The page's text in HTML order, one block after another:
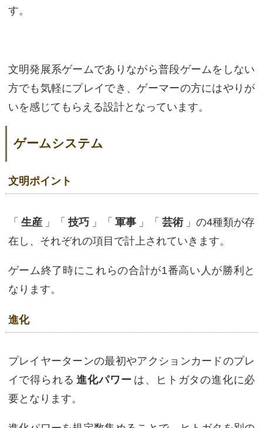
す。
文明発展系ゲームでありながら普段ゲームをしない
方でも気軽にプレイでき、ゲーマーの方にはやりが
いを感じてもらえる設計となっています。
ゲームシステム
文明ポイント
「 生産 」「 技巧 」「 軍事 」「 芸術 」の4種類が存
在し、それぞれの項目で計上されていきます。
ゲーム終了時にこれらの合計が1番高い人が勝利と
なります。
進化
プレイヤーターンの最初やアクションカードのプレ
イで得られる 進化パワー は、ヒトガタの進化に必
要となります。